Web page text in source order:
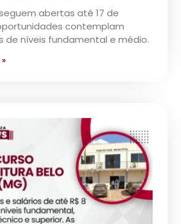
abertas até 17 de
contemplam
de níveis fundamental e médio.